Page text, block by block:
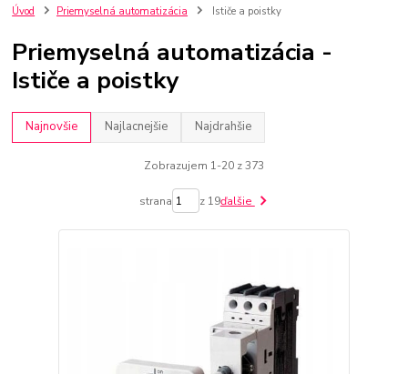
Úvod Priemyselná automatizácia Ističe a poistky
Priemyselná automatizácia -
Ističe a poistky
Najnovšie Najlacnejšie Najdrahšie
Zobrazujem 1-20 z 373
strana z 19ďalšie